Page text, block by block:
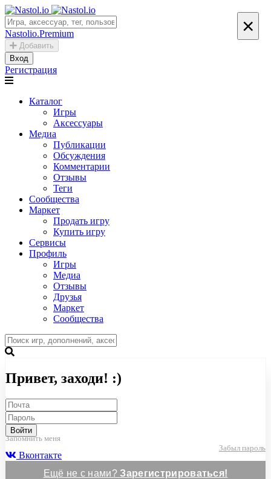
Nastolio.Premium
Добавить
Вход
Регистрация
Каталог
Игры
Аксессуары
Медиа
Публикации
Обсуждения
Комментарии
Отзывы
Теги
Сообщества
Маркет
Продать игру
Купить игру
Сервисы
Профиль
Игры
Медиа
Отзывы
Друзья
Маркет
Сообщества
×
Привет, заходи! :)
Войти
Запомнить меня
Забыл пароль
Вконтакте
Ещё не с нами?Зарегистрироваться!